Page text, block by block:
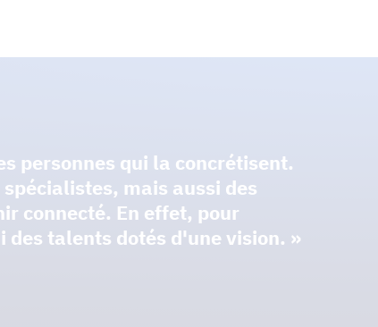
personnes qui la concrétisent.
mais aussi des
connecté. En effet, pour
talents dotés d'une vision. »